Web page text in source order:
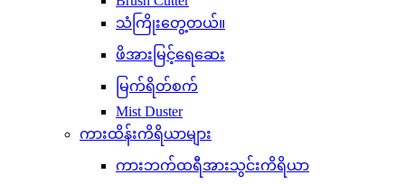
သံကြိုးတွေ့တယ်။
ဖိအားမြင့်ရေဆေး
မြက်ရိတ်စက်
Mist Duster
ကားထိန်းကိရိယာများ
ကားဘက်ထရီအားသွင်းကိရိယာ